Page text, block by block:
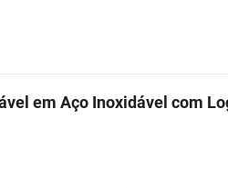
em Aço Inoxidável com